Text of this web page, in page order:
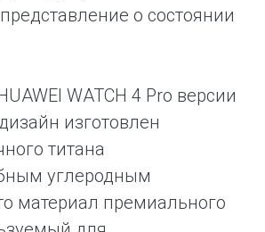
о состоянии
WATCH 4 Pro версии
изготовлен
титана
углеродным
материал премиального